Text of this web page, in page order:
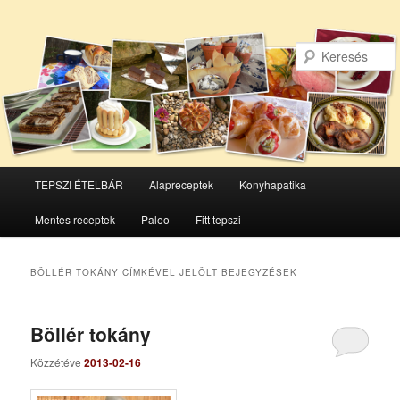
Tovább
az
elsődleges
Tovább
a
másodlagos
TEPSZI ÉTELBÁR Alapreceptek Konyhapatika
Mentes receptek Paleo Fitt tepszi
BÖLLÉR TOKÁNY CÍMKÉVEL JELÖLT BEJEGYZÉSEK
Böllér tokány
Közzétéve2013-02-16